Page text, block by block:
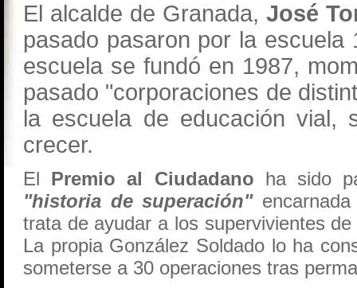
El alcalde de Granada, José
pasado pasaron por la
escuela se fundó en 1987,
pasado "corporaciones de
la escuela de educación vial,
crecer.
El Premio al Ciudadano ha sido
"historia de superación"
trata de ayudar a los supervivientes
La propia González Soldado lo ha
someterse a 30 operaciones tras